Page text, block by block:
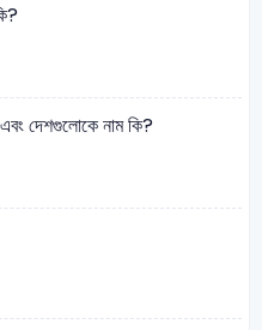
দেশগুলোকে নাম কি?